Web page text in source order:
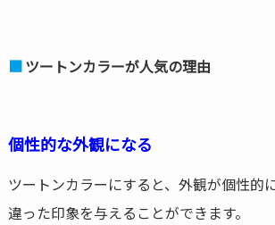
ツートンカラーが人気の理由
個性的な外観になる
ツートンカラーにすると、外観が個性的
違った印象を与えることができます。